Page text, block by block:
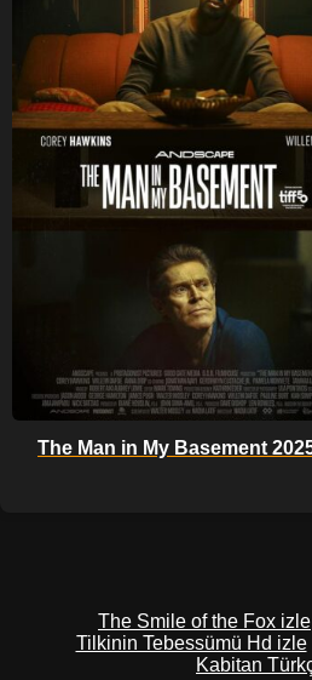
The Man in My Basement
The Smile of the Fox izle
Tilkinin Tebessümü Hd izle
Kabitan